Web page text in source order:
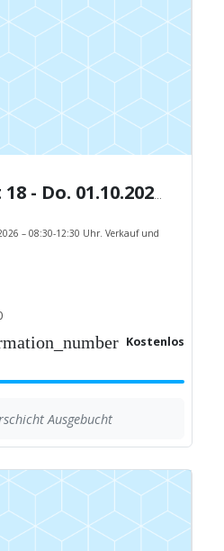
– 08:30-12:30 Uhr. Verkauf und
Kostenlos
Ausgebucht